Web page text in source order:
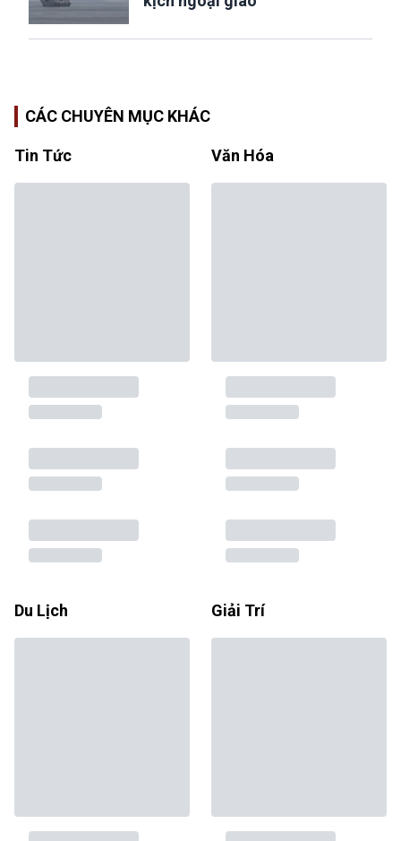
CÁC CHUYÊN MỤC KHÁC
Tin Tức Văn Hóa
Du Lịch Giải Trí